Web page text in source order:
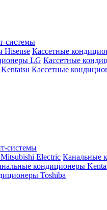
системы
Hisense Кассетные
LG Кассетные
Кассетные
системы
Electric Канальные
кондиционеры
Toshiba